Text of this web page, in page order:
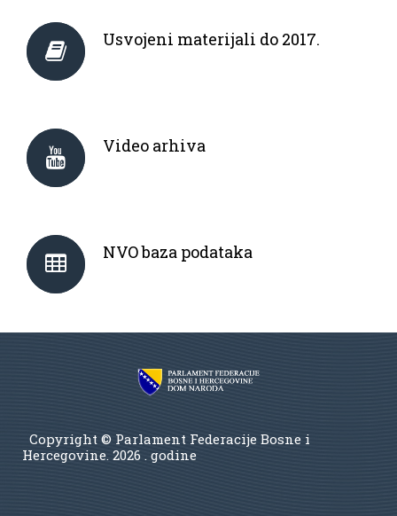
Usvojeni materijali do 2017.
Video arhiva
NVO baza podataka
Copyright © Parlament Federacije Bosne i
Hercegovine. 2026 . godine